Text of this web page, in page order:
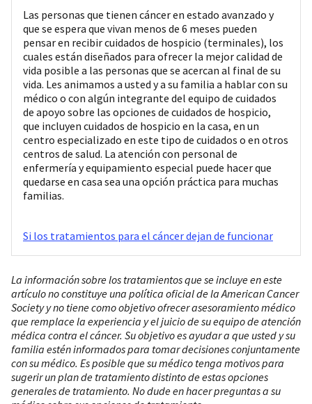
Las personas que tienen cáncer en estado avanzado y
que se espera que vivan menos de 6 meses pueden
pensar en recibir cuidados de hospicio (terminales), los
cuales están diseñados para ofrecer la mejor calidad de
vida posible a las personas que se acercan al final de su
vida. Les animamos a usted y a su familia a hablar con su
médico o con algún integrante del equipo de cuidados
de apoyo sobre las opciones de cuidados de hospicio,
que incluyen cuidados de hospicio en la casa, en un
centro especializado en este tipo de cuidados o en otros
centros de salud. La atención con personal de
enfermería y equipamiento especial puede hacer que
quedarse en casa sea una opción práctica para muchas
familias.
Si los tratamientos para el cáncer dejan de funcionar
La información sobre los tratamientos que se incluye en este
artículo no constituye una política oficial de la American Cancer
Society y no tiene como objetivo ofrecer asesoramiento médico
que remplace la experiencia y el juicio de su equipo de atención
médica contra el cáncer. Su objetivo es ayudar a que usted y su
familia estén informados para tomar decisiones conjuntamente
con su médico. Es posible que su médico tenga motivos para
sugerir un plan de tratamiento distinto de estas opciones
generales de tratamiento. No dude en hacer preguntas a su